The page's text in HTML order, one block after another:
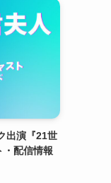
出演『21世
・配信情報